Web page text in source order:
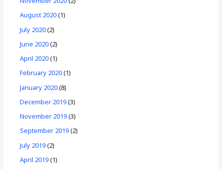
August 2020(1)
July 2020(2)
June 2020(2)
April 2020(1)
February 2020(1)
January 2020(8)
December 2019(3)
November 2019(3)
September 2019(2)
July 2019(2)
April 2019(1)